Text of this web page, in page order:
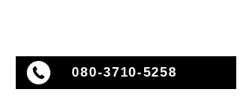
080-3710-5258